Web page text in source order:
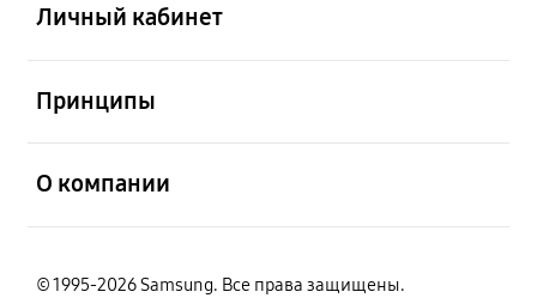
Личный кабинет
Принципы
О компании
© 1995-2026 Samsung. Все права защищены.